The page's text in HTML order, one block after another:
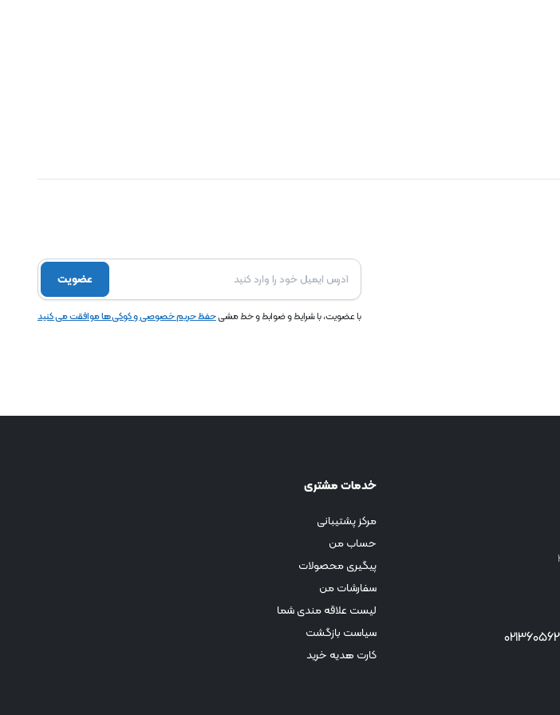
عضویت
با عضویت، با شرایط و ضوابط و خط مشیحفظ حریم خصوصی و کوکی ها موافقت می کنید
خدمات مشتری
مرکز پشتیبانی
حساب من
پیگیری محصولات
سفارشات من
لیست علاقه مندی شما
سیاست بازگشت
کارت هدیه خرید